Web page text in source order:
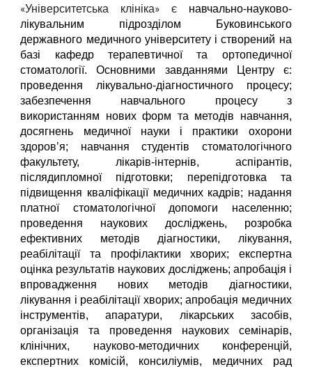
«Університетська клініка» є
навчально-науково-
лікувальним підрозділом Буковинського
державного медичного університету і створений на
базі кафедр терапевтичної та ортопедичної
стоматології. Основними завданнями Центру є:
проведення лікувально-діагностичного процесу;
забезпечення навчального процесу з
використанням нових форм та методів навчання,
досягнень медичної науки і практики охорони
здоров’я; навчання студентів стоматологічного
факультету, лікарів-інтернів, аспірантів,
післядипломної підготовки; перепідготовка та
підвищення кваліфікації медичних кадрів; надання
платної стоматологічної допомоги населенню;
проведення наукових досліджень, розробка
ефективних методів діагностики, лікування,
реабілітації та профілактики хворих; експертна
оцінка результатів наукових досліджень; апробація і
впровадження нових методів діагностики,
лікування і реабілітації хворих; апробація медичних
інструментів, апаратури, лікарських засобів,
організація та проведення наукових семінарів,
клінічних, науково-методичних конференцій,
експертних комісій, консиліумів, медичних рад